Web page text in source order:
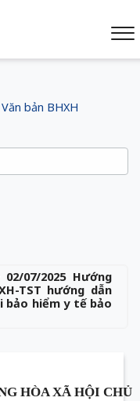
Văn bản BHXH
07/2025 Hướng
TST hướng dẫn
bảo hiểm y tế bảo
HÒA XÃ HỘI CHỦ